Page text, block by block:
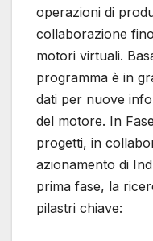
operazioni di
collaborazione
motori virtuali.
programma è in
dati per nuove
del motore. In
progetti, in
azionamento di
prima fase, la
pilastri chiave: